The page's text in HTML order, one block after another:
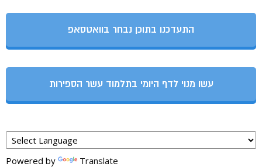
התעדכנו בתוכן נבחר בוואטסאפ
עשו מנוי לדף היומי בתלמוד עשר הספירות
Powered by Translate